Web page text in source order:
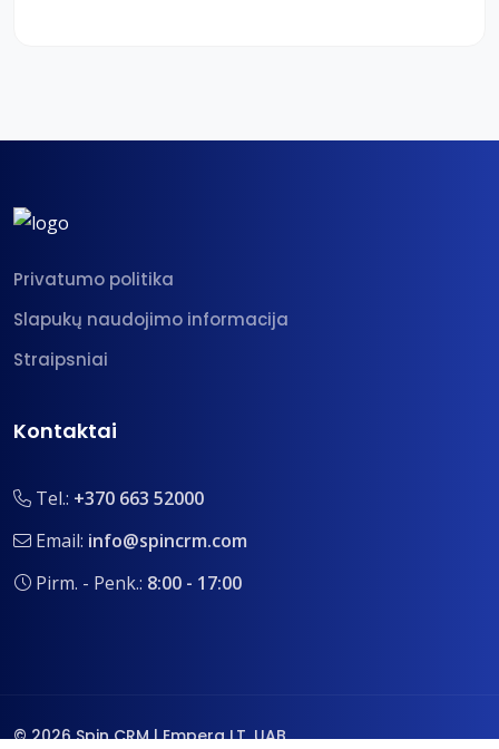
Privatumo politika
Slapukų naudojimo informacija
Straipsniai
Kontaktai
Tel.: +370 663 52000
Email: info@spincrm.com
Pirm. - Penk.: 8:00 - 17:00
© 2026 Spin CRM | Empera LT, UAB